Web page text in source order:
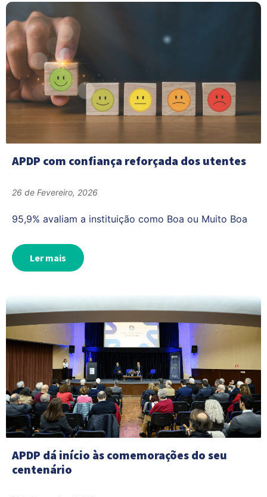
APDP com confiança reforçada dos utentes
26 de Fevereiro, 2026
95,9% avaliam a instituição como Boa ou Muito Boa
Ler mais
APDP dá início às comemorações do seu
centenário